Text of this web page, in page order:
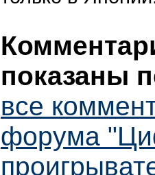
показаны
все
форума